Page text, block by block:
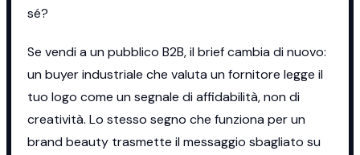
sé?
Se vendi a un pubblico B2B, il brief cambia di nuovo:
un buyer industriale che valuta un fornitore legge il
tuo logo come un segnale di affidabilità, non di
creatività. Lo stesso segno che funziona per un
brand beauty trasmette il messaggio sbagliato su